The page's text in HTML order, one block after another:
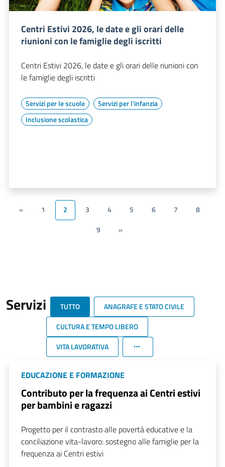
Centri Estivi 2026, le date e gli orari delle
riunioni con le famiglie degli iscritti
Centri Estivi 2026, le date e gli orari delle riunioni con
le famiglie degli iscritti
Servizi per le scuole
Servizi per l'infanzia
Inclusione scolastica
« 1 2 3 4 5 6 7
8
9
»
Servizi TUTTO
ANAGRAFE E STATO CIVILE
CULTURA E TEMPO LIBERO
VITA LAVORATIVA
EDUCAZIONE E FORMAZIONE
Contributo per la frequenza ai Centri estivi
per bambini e ragazzi
Progetto per il contrasto alle povertà educative e la
conciliazione vita-lavoro: sostegno alle famiglie per la
frequenza ai Centri estivi